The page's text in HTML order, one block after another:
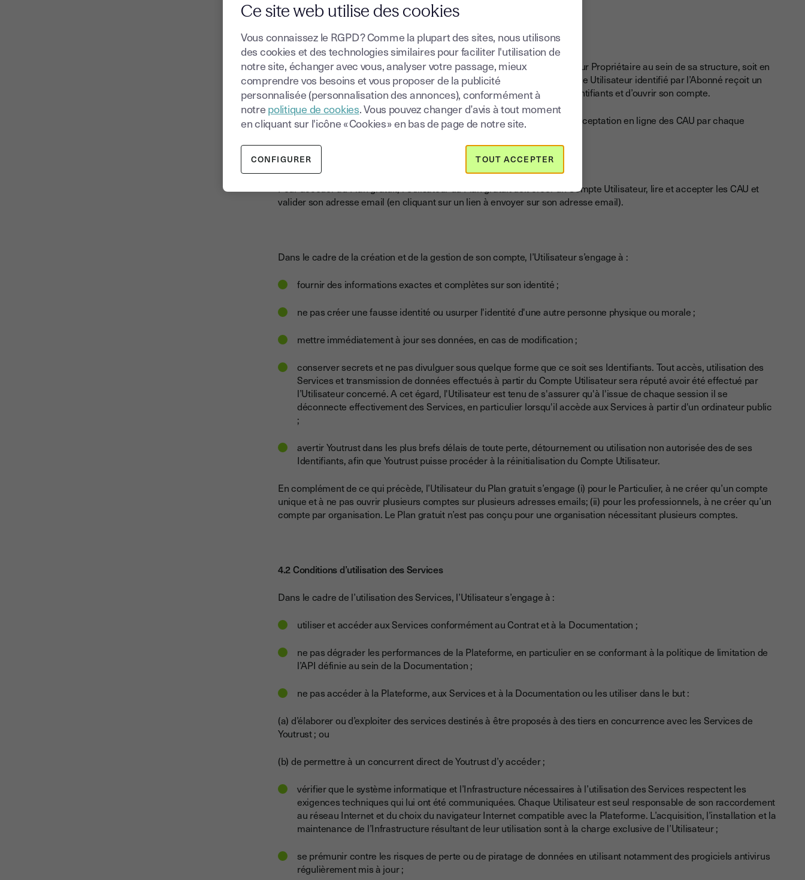
4.1 Création des Comptes Utilisateurs
Dans le cadre des Plans payants, l’Abonné peut soit désigner un Utilisateur Propriétaire au sein de sa structure, soit en
porter la fonction lui-même. A l’issue de cette première démarche, chaque Utilisateur identifié par l’Abonné reçoit un
email de confirmation comportant un lien lui permettant de gérer ses Identifiants et d’ouvrir son compte.
Youtrust informe l’Abonné que l’utilisation des Services est soumise à l’acceptation en ligne des CAU par chaque
Utilisateur conformément à l’article 3.1 ci-dessus.
Pour accéder au Plan gratuit, l’Utilisateur du Plan gratuit doit créer un Compte Utilisateur, lire et accepter les CAU et
valider son adresse email (en cliquant sur un lien à envoyer sur son adresse email).
Dans le cadre de la création et de la gestion de son compte, l’Utilisateur s’engage à :
fournir des informations exactes et complètes sur son identité ;
ne pas créer une fausse identité ou usurper l'identité d'une autre personne physique ou morale ;
mettre immédiatement à jour ses données, en cas de modification ;
conserver secrets et ne pas divulguer sous quelque forme que ce soit ses Identifiants. Tout accès, utilisation des
Services et transmission de données effectués à partir du Compte Utilisateur sera réputé avoir été effectué par
l’Utilisateur concerné. A cet égard, l'Utilisateur est tenu de s'assurer qu'à l'issue de chaque session il se
déconnecte effectivement des Services, en particulier lorsqu'il accède aux Services à partir d'un ordinateur public
;
avertir Youtrust dans les plus brefs délais de toute perte, détournement ou utilisation non autorisée des de ses
Identifiants, afin que Youtrust puisse procéder à la réinitialisation du Compte Utilisateur.
En complément de ce qui précède, l’Utilisateur du Plan gratuit s’engage (i) pour le Particulier, à ne créer qu’un compte
unique et à ne pas ouvrir plusieurs comptes sur plusieurs adresses emails; (ii) pour les professionnels, à ne créer qu’un
compte par organisation. Le Plan gratuit n’est pas conçu pour une organisation nécessitant plusieurs comptes.
4.2 Conditions d’utilisation des Services
Dans le cadre de l’utilisation des Services, l’Utilisateur s’engage à :
utiliser et accéder aux Services conformément au Contrat et à la Documentation ;
ne pas dégrader les performances de la Plateforme, en particulier en se conformant à la politique de limitation de
l’API définie au sein de la Documentation ;
ne pas accéder à la Plateforme, aux Services et à la Documentation ou les utiliser dans le but :
(a) d’élaborer ou d’exploiter des services destinés à être proposés à des tiers en concurrence avec les Services de
Youtrust ; ou
(b) de permettre à un concurrent direct de Youtrust d’y accéder ;
vérifier que le système informatique et l’Infrastructure nécessaires à l’utilisation des Services respectent les
exigences techniques qui lui ont été communiquées. Chaque Utilisateur est seul responsable de son raccordement
au réseau Internet et du choix du navigateur Internet compatible avec la Plateforme. L’acquisition, l’installation et la
maintenance de l’Infrastructure résultant de leur utilisation sont à la charge exclusive de l’Utilisateur ;
se prémunir contre les risques de perte ou de piratage de données en utilisant notamment des progiciels antivirus
régulièrement mis à jour ;
Ce site web utilise des cookies
Vous connaissez le RGPD ? Comme la plupart des sites, nous utilisons
des cookies et des technologies similaires pour faciliter l'utilisation de
notre site, échanger avec vous, analyser votre passage, mieux
comprendre vos besoins et vous proposer de la publicité
personnalisée (personnalisation des annonces), conformément à
notrepolitique de cookies. Vous pouvez changer d’avis à tout moment
en cliquant sur l'icône « Cookies » en bas de page de notre site.
CONFIGURER TOUT ACCEPTER